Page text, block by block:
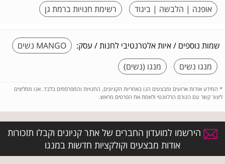
אופנה | הלבשה | ביגוד
רשימת חנויות ברמת גן
שמות נוספים / איות אלטרנטיבי לחנות / עסק:
MANGO נשים
מנגו נשים
מנגו (נשים)
* המידע אודות ארועים ומבצעים הנו באחריות הקניונים, החנויות והמפרסמים בלבד. אנו ממליצים
ליצור קשר עם הגורם הרלוונטי ולאמת את הפרטים מראש.
הירשמו למועדון החברים של אתר קניונים וקבלו תזכורות
אודות מבצעים וקולקציות חדשות במנגו